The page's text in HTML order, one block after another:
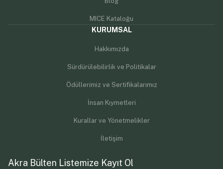
MICE Kataloğu
KURUMSAL
Hakkımızda
Sürdürülebilirlik ve Politikalar
Ödüllerimiz ve Sertifikalarımız
İnsan Kıymetleri
Kurallar ve Yönetmelikler
İletişim
Akra Bülten Listemize Kayıt Ol